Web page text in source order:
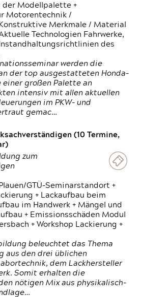
der Modellpalette +
Motorentechnik /
Merkmale / Material
Technologien Fahrwerke,
des
werden die
der top ausgestatteten Honda-
großen Palette an
intensiv mit allen aktuellen
im PKW- und
gemac…
(10 Termine,
zum
GTÜ-Seminarstandort +
+ Lackaufbau beim
im Handwerk + Mängel und
+ Emissionsschäden Modul
+ Workshop Lackierung +
beleuchtet das Thema
aus den drei üblichen
dem Lackhersteller
Somit erhalten die
nötigen Mix aus physikalisch-